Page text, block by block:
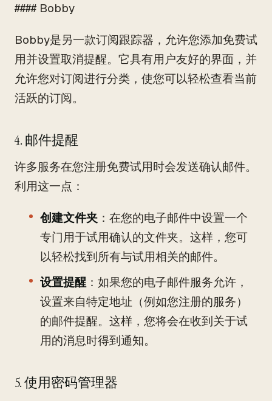
#### Bobby
Bobby是另一款订阅跟踪器，允许您添加免费试
用并设置取消提醒。它具有用户友好的界面，并
允许您对订阅进行分类，使您可以轻松查看当前
活跃的订阅。
4. 邮件提醒
许多服务在您注册免费试用时会发送确认邮件。
利用这一点：
创建文件夹 ：在您的电子邮件中设置一个
专门用于试用确认的文件夹。这样，您可
以轻松找到所有与试用相关的邮件。
设置提醒：如果您的电子邮件服务允许，
设置来自特定地址（例如您注册的服务）
的邮件提醒。这样，您将会在收到关于试
用的消息时得到通知。
5. 使用密码管理器